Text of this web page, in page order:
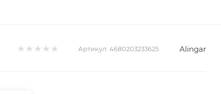
Артикул: 4680203233625 Alingar